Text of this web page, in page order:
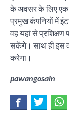
के अवसर के लिए एक
प्रमुख कंपनियों में
वह यहां से
सकेंगे। साथ ही इस
करेगा।
pawangosain